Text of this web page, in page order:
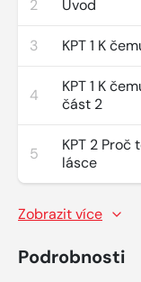
2 Úvod
3 KPT 1 K
4
KPT 1 K
část 2
5
KPT 2
lásce
Zobrazit více
Podrobnosti